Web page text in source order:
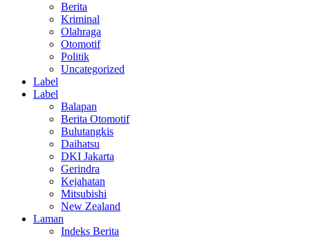
Berita
Kriminal
Olahraga
Otomotif
Politik
Uncategorized
Label
Label
Balapan
Berita Otomotif
Bulutangkis
Daihatsu
DKI Jakarta
Gerindra
Kejahatan
Mitsubishi
New Zealand
Laman
Indeks Berita